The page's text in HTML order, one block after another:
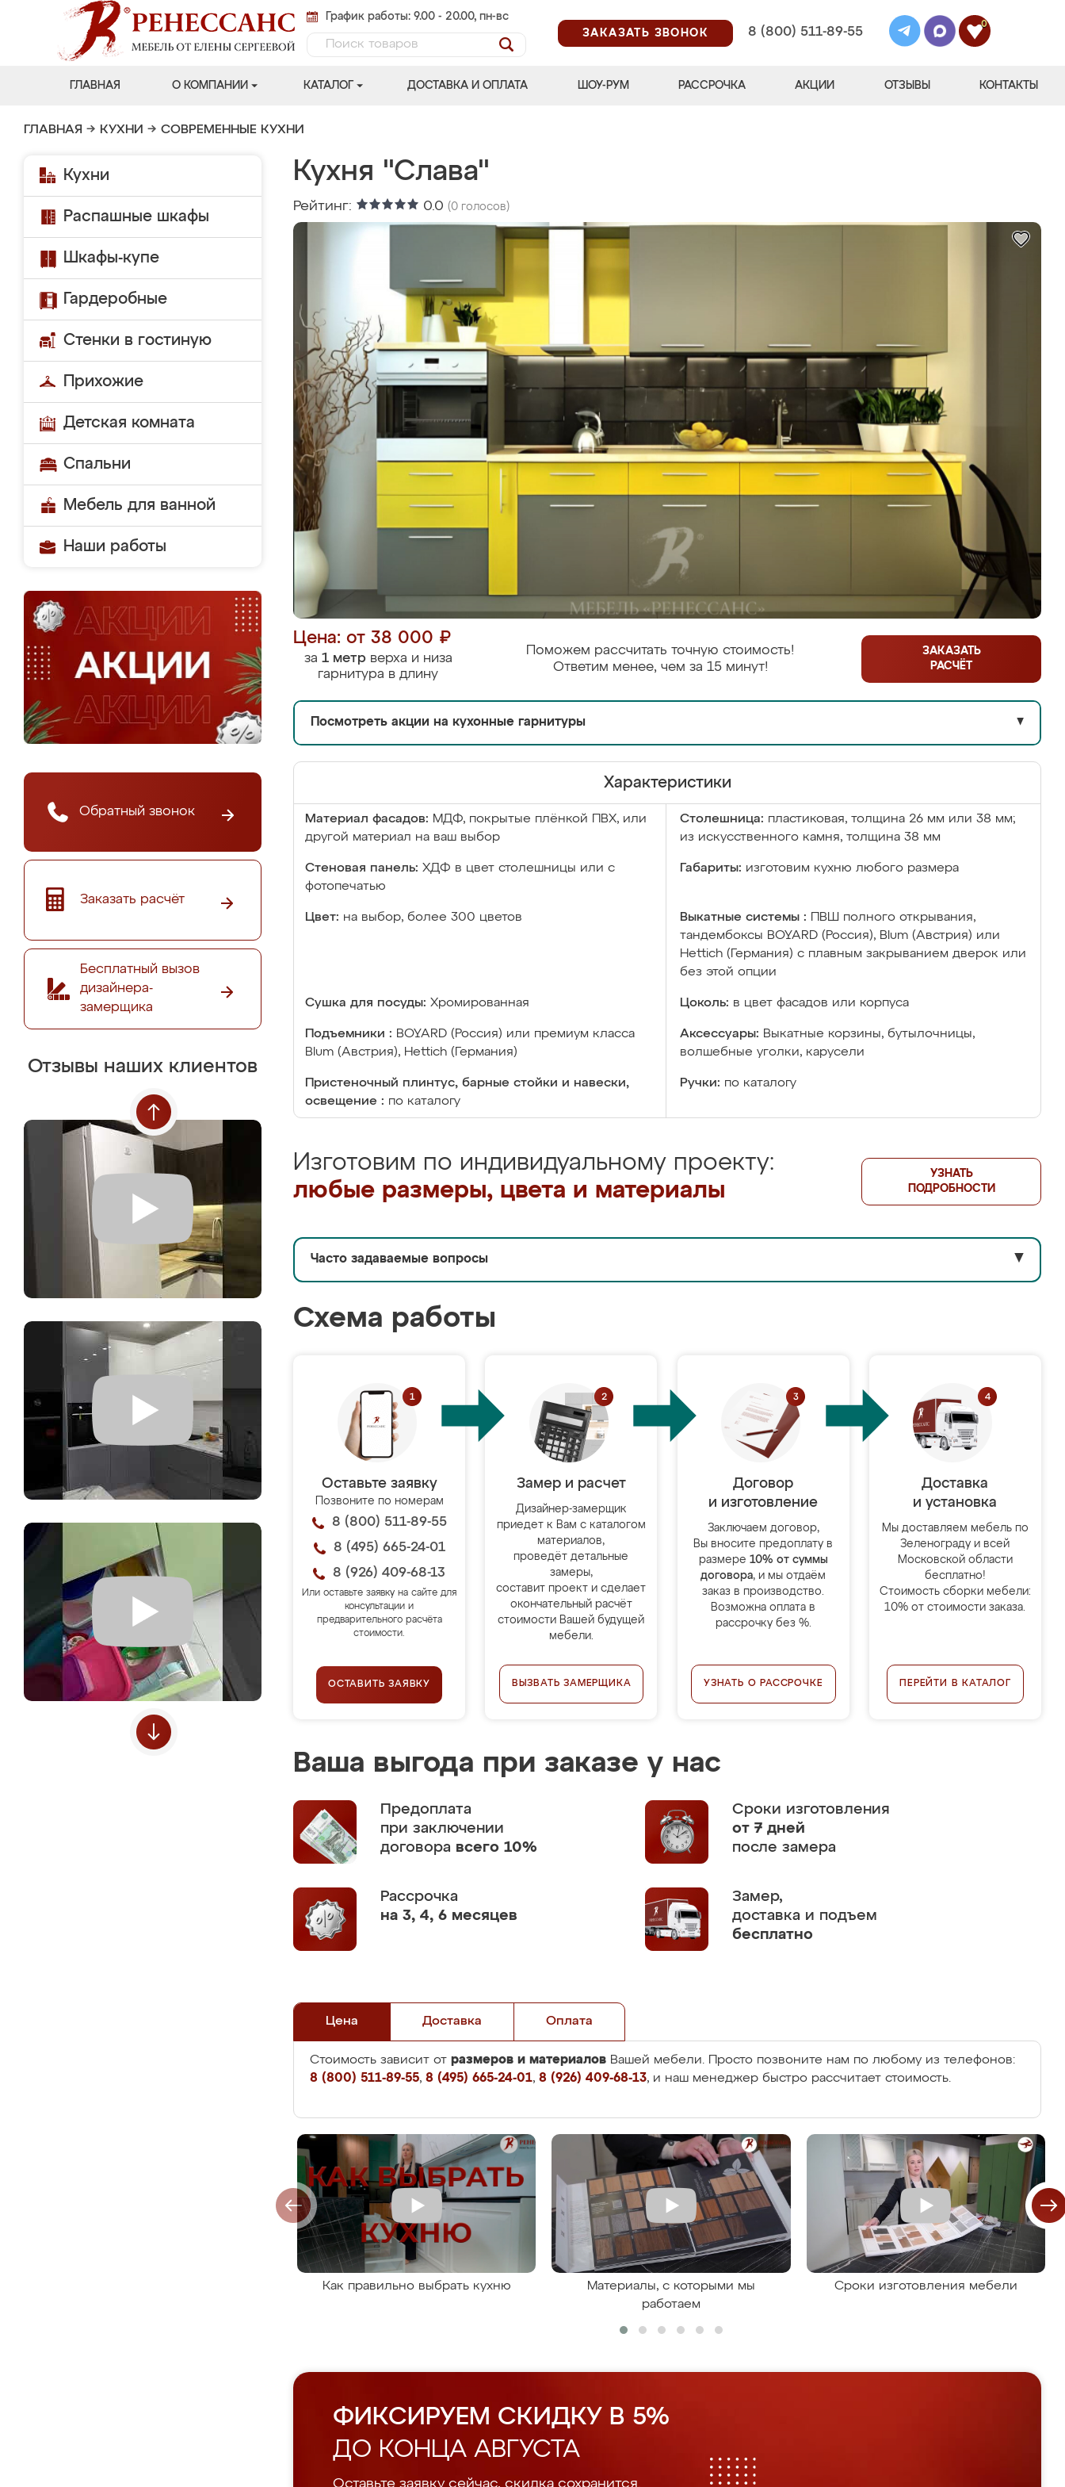
График работы: 9.00 - 20.00, пн-вс
ЗАКАЗАТЬ ЗВОНОК
8 (800) 511-89-55
0
ГЛАВНАЯ О КОМПАНИИ КАТАЛОГ ДОСТАВКА И ОПЛАТА ШОУ-РУМ РАССРОЧКА АКЦИИ ОТЗЫВЫ КОНТАКТЫ
ГЛАВНАЯ → КУХНИ → СОВРЕМЕННЫЕ КУХНИ
Кухни
Распашные шкафы
Шкафы-купе
Гардеробные
Стенки в гостиную
Прихожие
Детская комната
Спальни
Мебель для ванной
Наши работы
Обратный звонок
Заказать расчёт
Бесплатный вызов
дизайнера-
замерщика
Отзывы наших клиентов
Кухня "Слава"
Рейтинг: 0.0 (0 голосов)
Цена: от 38 000 ₽
за 1 метрверха и низа
гарнитура в длину
Поможем рассчитать точную стоимость!
Ответим менее, чем за 15 минут!
ЗАКАЗАТЬ
РАСЧЁТ
Посмотреть акции на кухонные гарнитуры ▼
Характеристики
Материал фасадов: МДФ, покрытые плёнкой ПВХ, или
другой материал на ваш выбор
Столешница: пластиковая, толщина 26 мм или 38 мм;
из искусственного камня, толщина 38 мм
Стеновая панель: ХДФ в цвет столешницы или с
фотопечатью
Габариты: изготовим кухню любого размера
Цвет: на выбор, более 300 цветов Выкатные системы :
ПВШ полного открывания,
тандембоксы BOYARD (Россия), Blum (Австрия) или
Hettich (Германия) с плавным закрыванием дверок или
без этой опции
Сушка для посуды: Хромированная Цоколь: в цвет фасадов или корпуса
Подъемники : BOYARD (Россия) или премиум класса
Blum (Австрия), Hettich (Германия)
Аксессуары: Выкатные корзины, бутылочницы,
волшебные уголки, карусели
Пристеночный плинтус, барные стойки и навески,
освещение : по каталогу
Ручки: по каталогу
Изготовим по индивидуальному проекту:
любые размеры, цвета и материалы
УЗНАТЬ
ПОДРОБНОСТИ
Часто задаваемые вопросы ▼
Схема работы
Оставьте заявку
Позвоните по номерам
8 (800) 511-89-55
8 (495) 665-24-01
8 (926) 409-68-13
Или оставьте заявку на сайте для
консультации и
предварительного расчёта
стоимости.
ОСТАВИТЬ ЗАЯВКУ
Замер и расчет
Дизайнер-замерщик
приедет к Вам с каталогом
материалов,
проведёт детальные
замеры,
составит проект и сделает
окончательный расчёт
стоимости Вашей будущей
мебели.
ВЫЗВАТЬ ЗАМЕРЩИКА
Договор
и изготовление
Заключаем договор,
Вы вносите предоплату в
размере 10% от суммы
договора, и мы отдаём
заказ в производство.
Возможна оплата в
рассрочку без %.
УЗНАТЬ О РАССРОЧКЕ
Доставка
и установка
Мы доставляем мебель по
Зеленограду и всей
Московской области
бесплатно!
Стоимость сборки мебели:
10% от стоимости заказа.
ПЕРЕЙТИ В КАТАЛОГ
Ваша выгода при заказе у нас
Предоплата
при заключении
договора всего 10%
Сроки изготовления
от 7 дней
после замера
Рассрочка
на 3, 4, 6 месяцев
Замер,
доставка и подъем
бесплатно
Цена Доставка Оплата
Стоимость зависит от размеров и материалов Вашей мебели. Просто позвоните нам по любому из телефонов:
8 (800) 511-89-55, 8 (495) 665-24-01, 8 (926) 409-68-13, и наш менеджер быстро рассчитает стоимость.
Как правильно выбрать кухню
Материалы, с которыми мы
работаем
Сроки изготовления мебели
ФИКСИРУЕМ СКИДКУ В 5%
ДО КОНЦА АВГУСТА
Оставьте заявку сейчас, скидка сохранится.